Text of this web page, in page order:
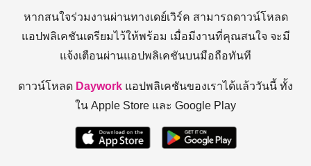
หากสนใจร่วมงานผ่านทางเดย์เวิร์ค สามารถดาวน์โหลด
แอปพลิเคชันเตรียมไว้ให้พร้อม เมื่อมีงานที่คุณสนใจ จะมี
แจ้งเตือนผ่านแอปพลิเคชันบนมือถือทันที
ดาวน์โหลด Daywork แอปพลิเคชันของเราได้แล้ววันนี้ ทั้ง
ใน Apple Store และ Google Play